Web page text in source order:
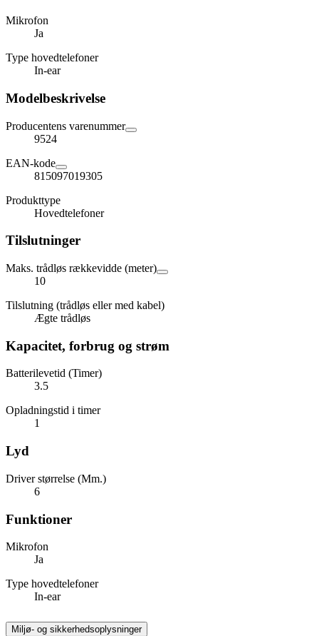
Mikrofon
Ja
Type hovedtelefoner
In-ear
Modelbeskrivelse
Producentens varenummer
9524
EAN-kode
815097019305
Produkttype
Hovedtelefoner
Tilslutninger
Maks. trådløs rækkevidde (meter)
10
Tilslutning (trådløs eller med kabel)
Ægte trådløs
Kapacitet, forbrug og strøm
Batterilevetid (Timer)
3.5
Opladningstid i timer
1
Lyd
Driver størrelse (Mm.)
6
Funktioner
Mikrofon
Ja
Type hovedtelefoner
In-ear
Miljø- og sikkerhedsoplysninger